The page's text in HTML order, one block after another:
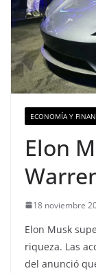
ECONOMÍA Y
Elon
18 noviembre
Elon Musk
riqueza. Las
del anunció